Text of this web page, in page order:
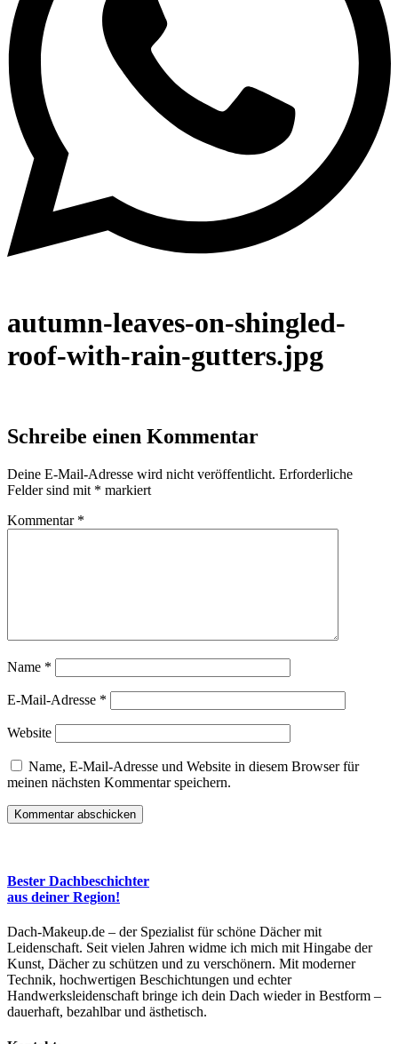
autumn-leaves-on-shingled-
roof-with-rain-gutters.jpg
Schreibe einen Kommentar
Deine E-Mail-Adresse wird nicht veröffentlicht. Erforderliche
Felder sind mit * markiert
Kommentar *
Name *
E-Mail-Adresse *
Website
Name, E-Mail-Adresse und Website in diesem Browser für
meinen nächsten Kommentar speichern.
Bester Dachbeschichter
aus deiner Region!
Dach-Makeup.de – der Spezialist für schöne Dächer mit
Leidenschaft. Seit vielen Jahren widme ich mich mit Hingabe der
Kunst, Dächer zu schützen und zu verschönern. Mit moderner
Technik, hochwertigen Beschichtungen und echter
Handwerksleidenschaft bringe ich dein Dach wieder in Bestform –
dauerhaft, bezahlbar und ästhetisch.